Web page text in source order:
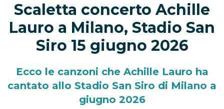
Scaletta concerto Achille
Lauro a Milano, Stadio San
Siro 15 giugno 2026
Ecco le canzoni che Achille Lauro ha
cantato allo Stadio San Siro di Milano a
giugno 2026